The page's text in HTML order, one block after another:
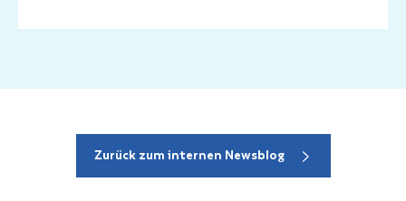
Zurück zum internen Newsblog